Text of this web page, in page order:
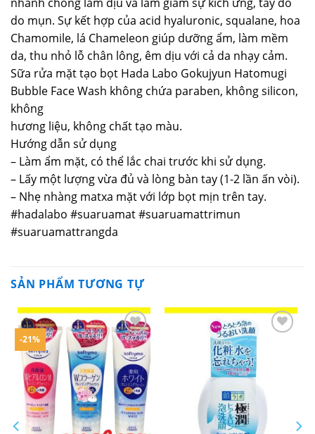
do mụn. Sự kết hợp của acid hyaluronic, squalane, hoa
Chamomile, lá Chameleon giúp dưỡng ẩm, làm mềm
da, thu nhỏ lỗ chân lông, êm dịu với cả da nhạy cảm.
Sữa rửa mặt tạo bọt Hada Labo Gokujyun Hatomugi
Bubble Face Wash không chứa paraben, không silicon,
không
hương liệu, không chất tạo màu.
Hướng dẫn sử dụng
– Làm ẩm mặt, có thể lắc chai trước khi sử dụng.
– Lấy một lượng vừa đủ và lòng bàn tay (1-2 lần ấn vòi).
– Nhẹ nhàng matxa mặt với lớp bọt mịn trên tay.
#hadalabo #suaruamat #suaruamattrimun
#suaruamattrangda
SẢN PHẨM TƯƠNG TỰ
-21%
Yêu
thích